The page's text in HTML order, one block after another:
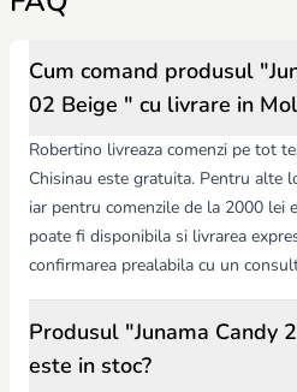
Cum comand produsul
02 Beige " cu livrare in
Robertino livreaza comenzi pe tot
Chisinau este gratuita. Pentru alte
iar pentru comenzile de la 2000 lei
poate fi disponibila si livrarea
confirmarea prealabila cu un
Produsul "Junama Candy
este in stoc?